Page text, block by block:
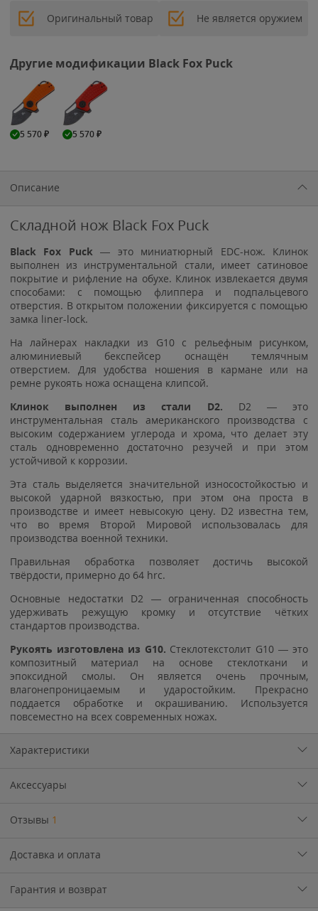
Оригинальный товар Не является оружием
Другие модификации Black Fox Puck
5 570₽ 5 570₽
Описание
Складной нож Black Fox Puck
Black Fox Puck— это миниатюрный EDC-нож. Клинок
выполнен из инструментальной стали, имеет сатиновое
покрытие и рифление на обухе. Клинок извлекается двумя
способами: с помощью флиппера и подпальцевого
отверстия. В открытом положении фиксируется с помощью
замка liner-lock.
На лайнерах накладки из G10 с рельефным рисунком,
алюминиевый бекспейсер оснащён темлячным
отверстием. Для удобства ношения в кармане или на
ремне рукоять ножа оснащена клипсой.
Клинок выполнен из стали D2. D2 — это
инструментальная сталь американского производства с
высоким содержанием углерода и хрома, что делает эту
сталь одновременно достаточно резучей и при этом
устойчивой к коррозии.
Эта сталь выделяется значительной износостойкостью и
высокой ударной вязкостью, при этом она проста в
производстве и имеет невысокую цену. D2 известна тем,
что во время Второй Мировой использовалась для
производства военной техники.
Правильная обработка позволяет достичь высокой
твёрдости, примерно до 64 hrc.
Основные недостатки D2 — ограниченная способность
удерживать режущую кромку и отсутствие чётких
стандартов производства.
Рукоять изготовлена из G10. Стеклотекстолит G10 — это
композитный материал на основе стеклоткани и
эпоксидной смолы. Он является очень прочным,
влагонепроницаемым и ударостойким. Прекрасно
поддается обработке и окрашиванию. Используется
повсеместно на всех современных ножах.
Характеристики
Аксессуары
Отзывы 1
Доставка и оплата
Гарантия и возврат